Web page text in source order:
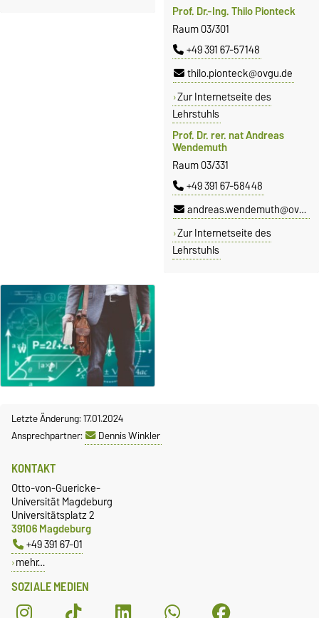
Prof. Dr.-Ing. Thilo Pionteck
Raum 03/301
+49 391 67-57148
thilo.pionteck@ovgu.de
Zur Internetseite des
Lehrstuhls
Prof. Dr. rer. nat Andreas
Wendemuth
Raum 03/331
+49 391 67-58448
andreas.wendemuth@ovgu.de
Zur Internetseite des
Lehrstuhls
Letzte Änderung: 17.01.2024
Ansprechpartner:
Dennis Winkler
SOZIALE MEDIEN
KONTAKT
Otto-von-Guericke-
Universität Magdeburg
Universitätsplatz 2
39106 Magdeburg
+49 391 67-01
mehr…